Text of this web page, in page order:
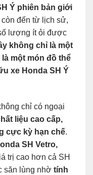
Ý phiên bản giới
đến từ lịch sử,
lượng ít ỏi được
không chỉ là một
một món đồ thể
xe Honda SH Ý
chỉ có ngoại
liệu cao cấp,
cực kỳ hạn chế.
SH Vetro,
trị cao hơn cả SH
săn lùng nhờ tính